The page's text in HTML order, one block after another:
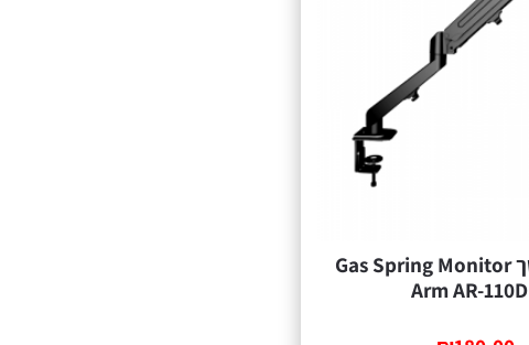
זרוע למסך Gas Spring Monitor
Arm AR-110D